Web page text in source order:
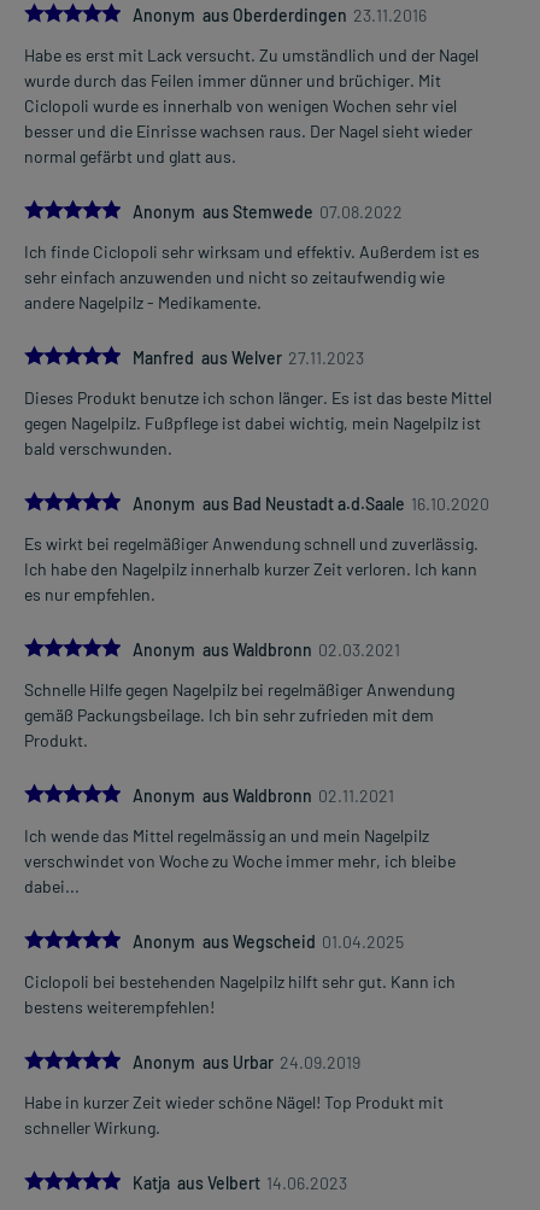
5.0Anonym aus Oberderdingen 23.11.2016
Habe es erst mit Lack versucht. Zu umständlich und der Nagel
wurde durch das Feilen immer dünner und brüchiger. Mit
Ciclopoli wurde es innerhalb von wenigen Wochen sehr viel
besser und die Einrisse wachsen raus. Der Nagel sieht wieder
normal gefärbt und glatt aus.
5.0Anonym aus Stemwede 07.08.2022
Ich finde Ciclopoli sehr wirksam und effektiv. Außerdem ist es
sehr einfach anzuwenden und nicht so zeitaufwendig wie
andere Nagelpilz - Medikamente.
5.0
Manfred aus Welver 27.11.2023
Dieses Produkt benutze ich schon länger. Es ist das beste Mittel
gegen Nagelpilz. Fußpflege ist dabei wichtig, mein Nagelpilz ist
bald verschwunden.
5.0Anonym aus Bad Neustadt a.d.Saale 16.10.2020
Es wirkt bei regelmäßiger Anwendung schnell und zuverlässig.
Ich habe den Nagelpilz innerhalb kurzer Zeit verloren. Ich kann
es nur empfehlen.
5.0Anonym aus Waldbronn 02.03.2021
Schnelle Hilfe gegen Nagelpilz bei regelmäßiger Anwendung
gemäß Packungsbeilage. Ich bin sehr zufrieden mit dem
Produkt.
5.0Anonym aus Waldbronn 02.11.2021
Ich wende das Mittel regelmässig an und mein Nagelpilz
verschwindet von Woche zu Woche immer mehr, ich bleibe
dabei...
5.0Anonym aus Wegscheid 01.04.2025
Ciclopoli bei bestehenden Nagelpilz hilft sehr gut. Kann ich
bestens weiterempfehlen!
5.0Anonym aus Urbar 24.09.2019
Habe in kurzer Zeit wieder schöne Nägel! Top Produkt mit
schneller Wirkung.
5.0
Katja aus Velbert 14.06.2023